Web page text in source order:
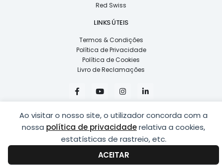
Ao visitar o nosso site, o utilizador concorda com a
nossa política de privacidaderelativa a cookies,
estatísticas de rastreio, etc.
ACEITAR
Red Swiss
LINKS ÚTEIS
Termos & Condições
Política de Privacidade
Política de Cookies
Livro de Reclamações
F
a
c
b
o
o
k
-
Y
o
u
u
b
e
I
n
s
a
g
r
a
m
i
n
e
d
i
n
-
COPYRIGHT © 2026LUSÍADAS, DISTRIBUIÇÃO DE ÓPTICAS, LDA.
DESENVOLVIDO POR